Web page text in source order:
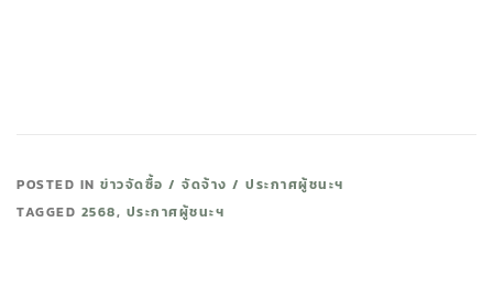
POSTED IN ข่าวจัดซื้อ / จัดจ้าง / ประกาศผู้ชนะฯ
TAGGED 2568, ประกาศผู้ชนะฯ